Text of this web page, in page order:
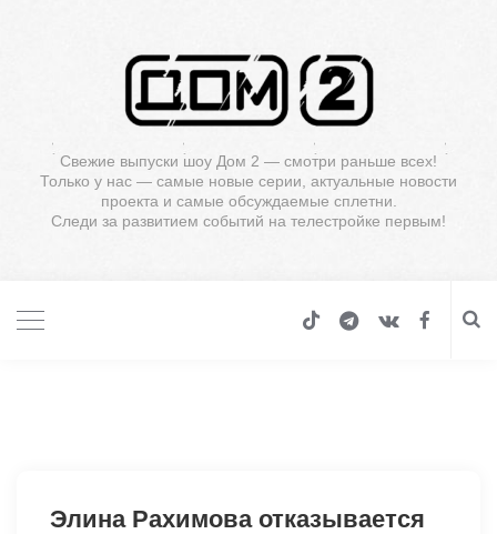
Свежие выпуски шоу Дом 2 — смотри раньше всех!
Только у нас — самые новые серии, актуальные новости
проекта и самые обсуждаемые сплетни.
Следи за развитием событий на телестройке первым!
Элина Рахимова отказывается